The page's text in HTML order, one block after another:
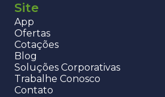
Site
App
Ofertas
Cotações
Blog
Soluções Corporativas
Trabalhe Conosco
Contato